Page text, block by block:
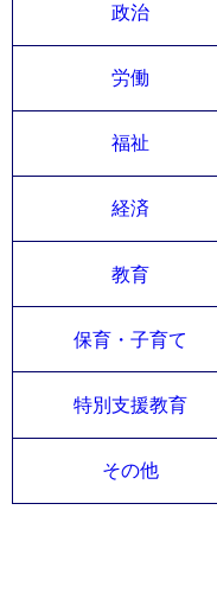
政治
労働
福祉
経済
教育
保育・子育て
特別支援教育
その他